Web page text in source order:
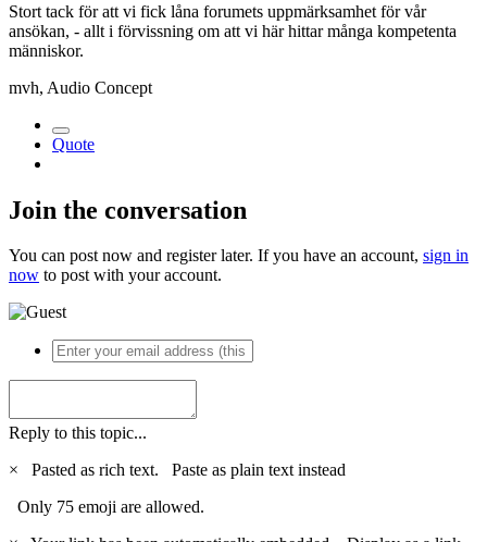
Stort tack för att vi fick låna forumets uppmärksamhet för vår
ansökan, - allt i förvissning om att vi här hittar många kompetenta
människor.
mvh, Audio Concept
Quote
Join the conversation
You can post now and register later. If you have an account, sign in
now to post with your account.
Reply to this topic...
×
Pasted as rich text. Paste as plain text instead
Only 75 emoji are allowed.